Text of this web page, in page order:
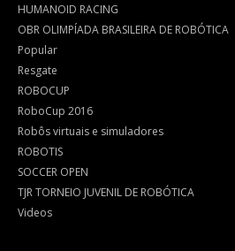
HUMANOID RACING
OBR OLIMPÍADA BRASILEIRA DE ROBÓTICA
Popular
Resgate
ROBOCUP
RoboCup 2016
Robôs virtuais e simuladores
ROBOTIS
SOCCER OPEN
TJR TORNEIO JUVENIL DE ROBÓTICA
Videos